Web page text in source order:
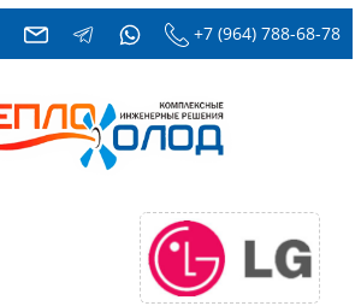
+7 (964) 788-68-78